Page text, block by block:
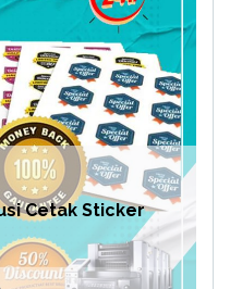
Cetak Sticker